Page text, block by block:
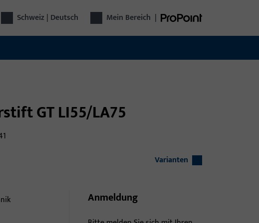
Schweiz | Deutsch Mein Bereich |
GT LI55/LA75
Varianten
Anmeldung